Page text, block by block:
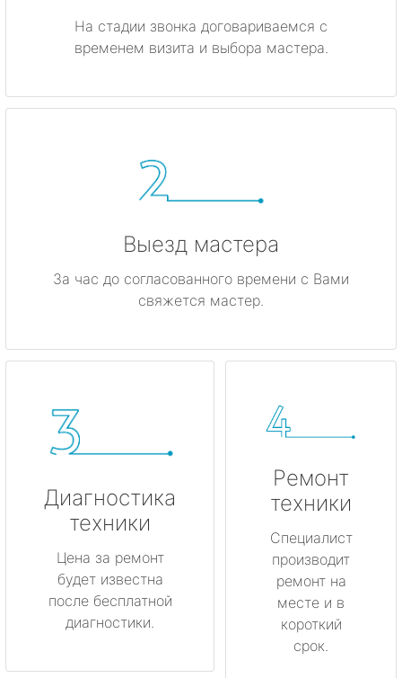
На стадии звонка договариваемся с
временем визита и выбора мастера.
Выезд мастера
За час до согласованного времени с Вами
свяжется мастер.
Диагностика
техники
Цена за ремонт
будет известна
после бесплатной
диагностики.
Ремонт
техники
Специалист
производит
ремонт на
месте и в
короткий
срок.